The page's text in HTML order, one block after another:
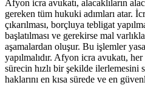
Afyon icra avukatı, alacaklıların
gereken tüm hukuki adımları atar.
çıkarılması, borçluya tebligat
başlatılması ve gerekirse mal
aşamalardan oluşur. Bu işlemler
yapılmalıdır. Afyon icra avukatı,
sürecin hızlı bir şekilde ilerlemesini
haklarını en kısa sürede ve en